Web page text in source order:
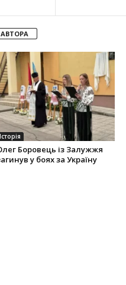
АВТОРА
Історія
Боровець із Залужжя
у боях за Україну